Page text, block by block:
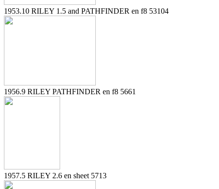
1953.10 RILEY 1.5 and PATHFINDER en f8 53104
1956.9 RILEY PATHFINDER en f8 5661
1957.5 RILEY 2.6 en sheet 5713